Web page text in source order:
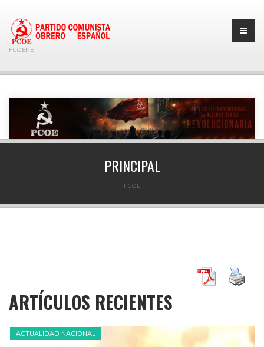
PCOENET
PRINCIPAL
PCOE
ARTÍCULOS RECIENTES
ACTUALIDAD NACIONAL